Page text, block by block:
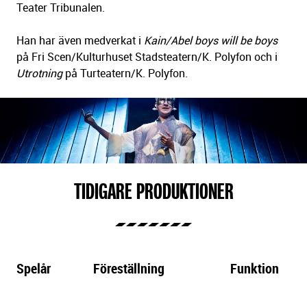
Teater Tribunalen.
Han har även medverkat i Kain/Abel boys will be boys
på Fri Scen/Kulturhuset Stadsteatern/K. Polyfon och i
Utrotningpå Turteatern/K. Polyfon.
TIDIGARE PRODUKTIONER
Spelår Föreställning Funktion